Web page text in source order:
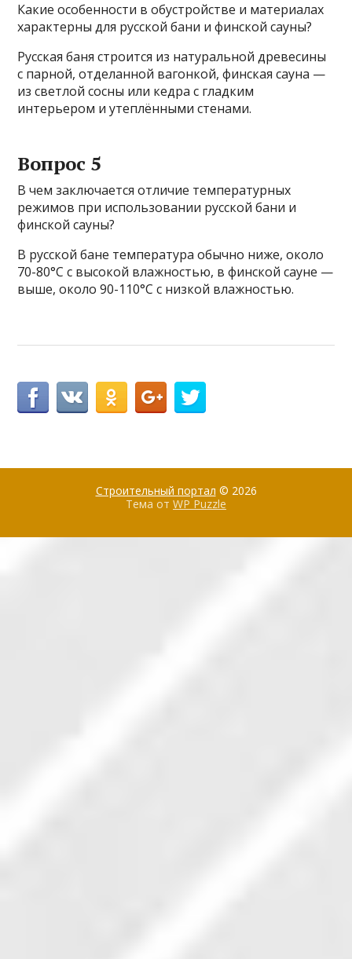
Какие особенности в обустройстве и материалах
характерны для русской бани и финской сауны?
Русская баня строится из натуральной древесины
с парной, отделанной вагонкой, финская сауна —
из светлой сосны или кедра с гладким
интерьером и утеплёнными стенами.
Вопрос 5
В чем заключается отличие температурных
режимов при использовании русской бани и
финской сауны?
В русской бане температура обычно ниже, около
70-80°C с высокой влажностью, в финской сауне —
выше, около 90-110°C с низкой влажностью.
Строительный портал © 2026
Тема от WP Puzzle